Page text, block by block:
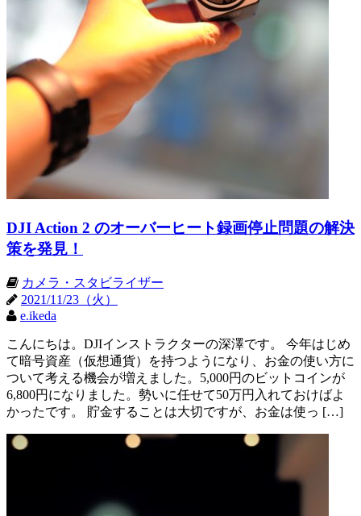
DJI Action 2 のオーバーヒート録画停止問題の解決
策を発見！
カメラ・スタビライザー
2021/11/23（火）
e.ikeda
こんにちは。DJIインストラクターの深澤です。 今年はじめ
て暗号資産（仮想通貨）を持つようになり、お金の使い方に
ついて考える機会が増えました。5,000円のビットコインが
6,800円になりました。勢いに任せて50万円入れておけばよ
かったです。 貯金することは大切ですが、お金は使っ […]